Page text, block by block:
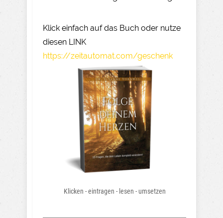
Klick einfach auf das Buch oder nutze
diesen LINK
https://zeitautomat.com/geschenk
Klicken - eintragen - lesen - umsetzen